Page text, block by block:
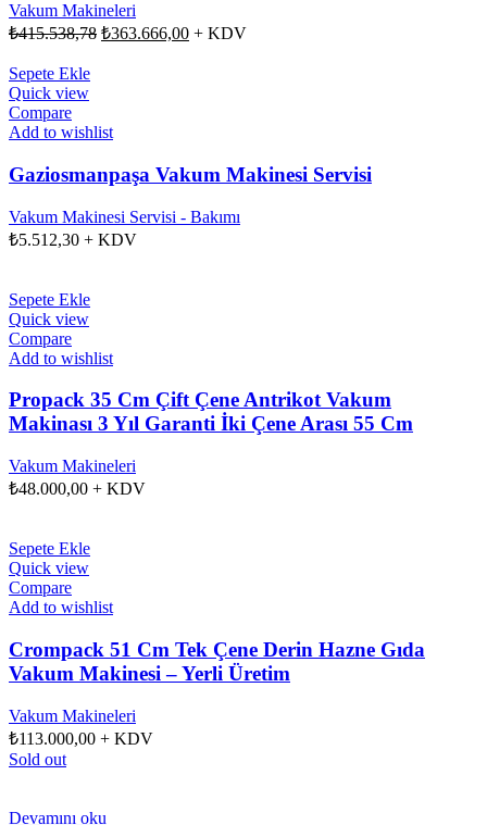
Vakum Makineleri
₺415.538,78 Orijinal
₺363.666,00Şu+ KDV
Sepete Ekle
Quick view
Compare
Add to wishlist
Gaziosmanpaşa Vakum Makinesi Servisi
Vakum Makinesi Servisi - Bakımı
₺5.512,30 + KDV
Sepete Ekle
Quick view
Compare
Add to wishlist
Propack 35 Cm Çift Çene Antrikot Vakum
Makinası 3 Yıl Garanti İki Çene Arası 55 Cm
Vakum Makineleri
₺48.000,00 + KDV
Sepete Ekle
Quick view
Compare
Add to wishlist
Crompack 51 Cm Tek Çene Derin Hazne Gıda
Vakum Makinesi – Yerli Üretim
Vakum Makineleri
₺113.000,00 + KDV
Sold out
Devamını oku